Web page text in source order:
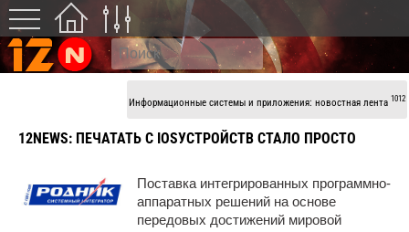
Информационные системы и приложения: новостная лента 1012
12NEWS: ПЕЧАТАТЬ С IOSУСТРОЙСТВ СТАЛО ПРОСТО
Поставка интегрированных программно-
аппаратных решений на основе
передовых достижений мировой